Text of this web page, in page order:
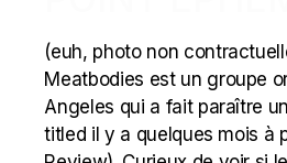
(euh, photo non
Meatbodies est un groupe
Angeles qui a fait paraître
titled il y a quelques mois à